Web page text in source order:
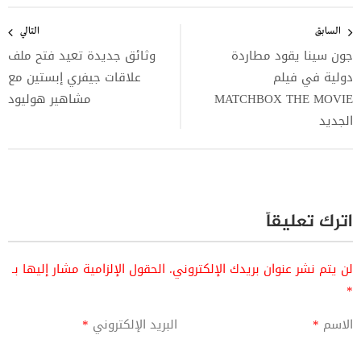
المقالات
السابق
جون سينا يقود مطاردة
دولية في فيلم
MATCHBOX THE MOVIE
الجديد
التالي
وثائق جديدة تعيد فتح ملف
علاقات جيفري إبستين مع
مشاهير هوليود
اترك تعليقاً
لن يتم نشر عنوان بريدك الإلكتروني. الحقول الإلزامية مشار إليها بـ
*
الاسم * البريد الإلكتروني *